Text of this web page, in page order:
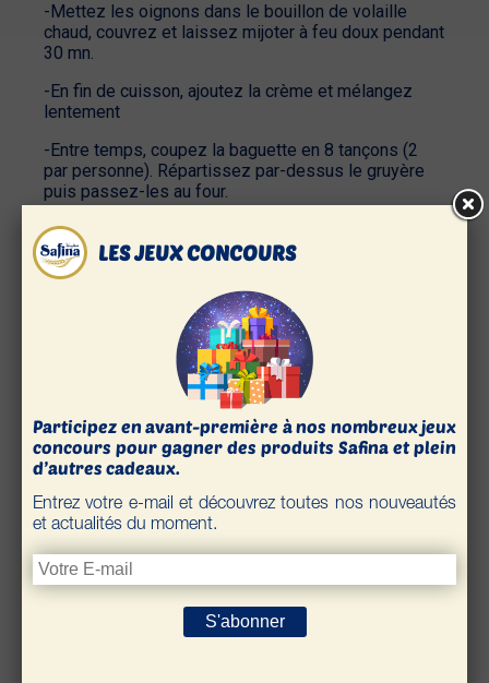
-Mettez les oignons dans le bouillon de volaille
chaud, couvrez et laissez mijoter à feu doux pendant
30 mn.
-En fin de cuisson, ajoutez la crème et mélangez
lentement
-Entre temps, coupez la baguette en 8 tançons (2
par personne). Répartissez par-dessus le gruyère
puis passez-les au four.
-Servez la soupe dans des tasses avec les
croutons de pain grillé.